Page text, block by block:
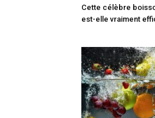
Cette célèbre
est-elle vraiment